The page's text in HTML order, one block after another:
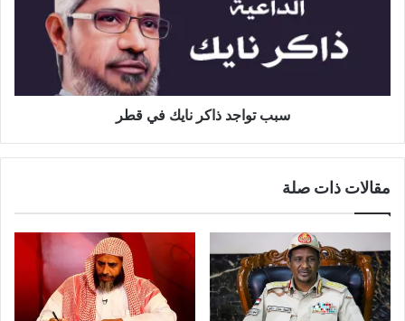
سبب تواجد ذاكر نايك في قطر
مقالات ذات صلة